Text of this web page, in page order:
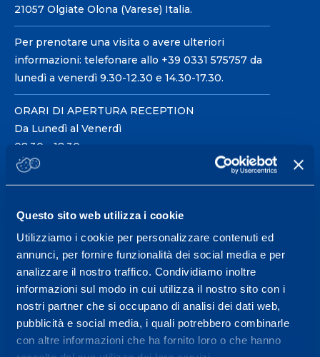
Questo sito web utilizza i cookie
Utilizziamo i cookie per personalizzare contenuti ed
annunci, per fornire funzionalità dei social media e per
analizzare il nostro traffico. Condividiamo inoltre
informazioni sul modo in cui utilizza il nostro sito con i
nostri partner che si occupano di analisi dei dati web,
pubblicità e social media, i quali potrebbero combinarle
con altre informazioni che ha fornito loro o che hanno
21057 Olgiate Olona (Varese) Italia.
Per prenotare una visita o avere ulteriori
informazioni: telefonare allo +39 0331 575757 da
lunedì a venerdì 9.30-12.30 e 14.30-17.30.
ORARI DI APERTURA RECEPTION
Da Lunedì al Venerdì
08.30 - 18.30
Centro servizi per l'alta
prestazione ed il
wellness.
Maggiori informazioni
Servizi